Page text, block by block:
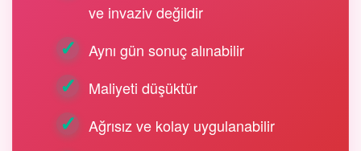
ve invaziv değildir
Aynı gün sonuç alınabilir
Maliyeti düşüktür
Ağrısız ve kolay uygulanabilir